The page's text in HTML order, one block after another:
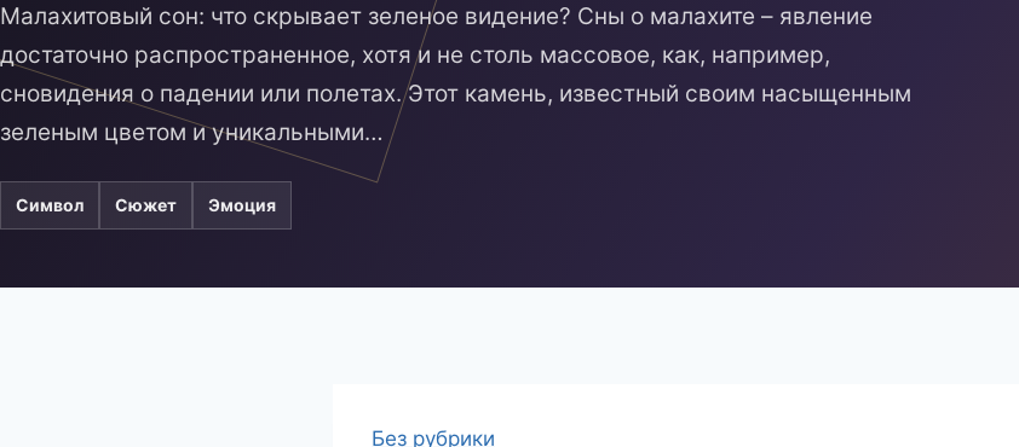
Малахитовый сон: что скрывает зеленое видение? Сны о малахите – явление
достаточно распространенное, хотя и не столь массовое, как, например,
сновидения о падении или полетах. Этот камень, известный своим насыщенным
зеленым цветом и уникальными…
Символ Сюжет Эмоция
Без рубрики